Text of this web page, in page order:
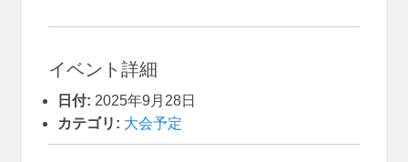
イベント詳細
日付: 2025年9月28日
カテゴリ: 大会予定